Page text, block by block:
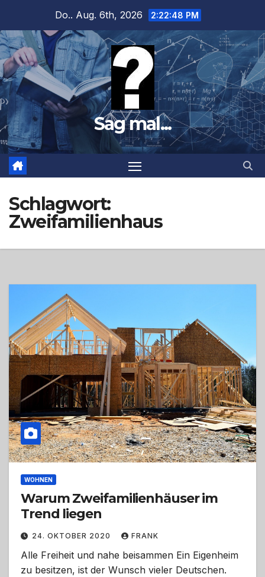
springen
Do.. Aug. 6th, 2026 2:22:49 PM
Sag mal...
Schlagwort:
Zweifamilienhaus
WOHNEN
Warum Zweifamilienhäuser im
Trend liegen
24. OKTOBER 2020 FRANK
Alle Freiheit und nahe beisammen Ein Eigenheim
zu besitzen, ist der Wunsch vieler Deutschen.